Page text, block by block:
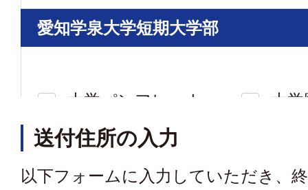
愛知学泉大学短期大学部
大学パンフレット 大
椙山女学園大学
送付住所の入力
以下フォームに入力していただき、